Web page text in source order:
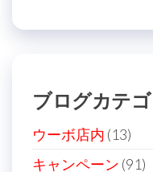
ブログカテ
ウーボ店内 (13)
キャンペーン (91)